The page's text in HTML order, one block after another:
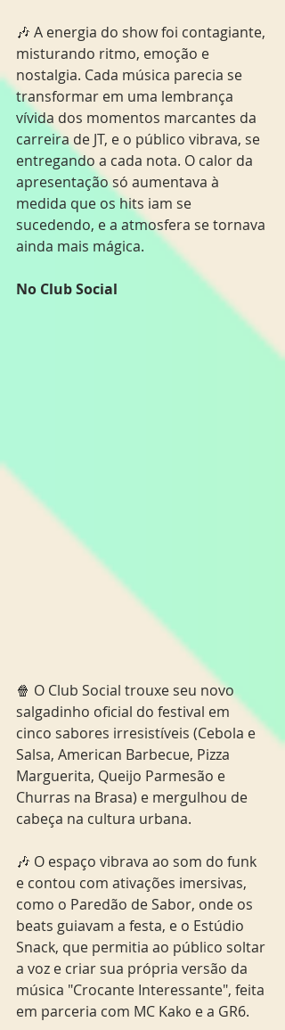
🎶 A energia do show foi contagiante,
misturando ritmo, emoção e
nostalgia. Cada música parecia se
transformar em uma lembrança
vívida dos momentos marcantes da
carreira de JT, e o público vibrava, se
entregando a cada nota. O calor da
apresentação só aumentava à
medida que os hits iam se
sucedendo, e a atmosfera se tornava
ainda mais mágica.
No Club Social
🍿 O Club Social trouxe seu novo
salgadinho oficial do festival em
cinco sabores irresistíveis (Cebola e
Salsa, American Barbecue, Pizza
Marguerita, Queijo Parmesão e
Churras na Brasa) e mergulhou de
cabeça na cultura urbana.
🎶 O espaço vibrava ao som do funk
e contou com ativações imersivas,
como o Paredão de Sabor, onde os
beats guiavam a festa, e o Estúdio
Snack, que permitia ao público soltar
a voz e criar sua própria versão da
música "Crocante Interessante", feita
em parceria com MC Kako e a GR6.